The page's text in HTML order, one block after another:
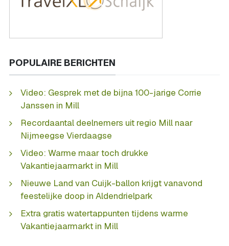
POPULAIRE BERICHTEN
Video: Gesprek met de bijna 100-jarige Corrie
Janssen in Mill
Recordaantal deelnemers uit regio Mill naar
Nijmeegse Vierdaagse
Video: Warme maar toch drukke
Vakantiejaarmarkt in Mill
Nieuwe Land van Cuijk-ballon krijgt vanavond
feestelijke doop in Aldendrielpark
Extra gratis watertappunten tijdens warme
Vakantiejaarmarkt in Mill